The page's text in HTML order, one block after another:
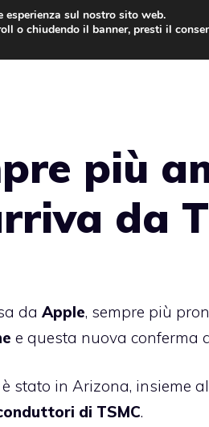
più
da
da Apple, sempre più
e questa nuova conferma
stato in Arizona, insieme
di TSMC.
sul nostro sito web.
o chiudendo il banner, presti il